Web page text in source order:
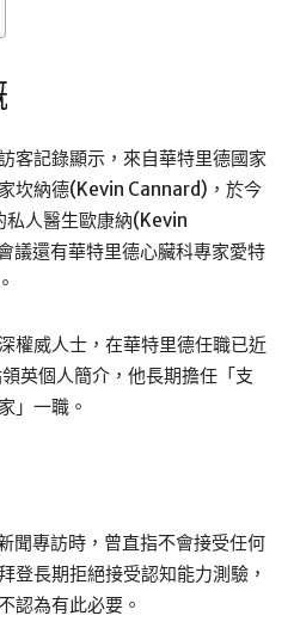
客記錄顯示，來自華特里德國家
坎納德(Kevin Cannard)，於今
私人醫生歐康納(Kevin
議還有華特里德心臟科專家愛特
權威人士，在華特里德任職已近
英個人簡介，他長期擔任「支
」一職。
聞專訪時，曾直指不會接受任何
登長期拒絕接受認知能力測驗，
認為有此必要。